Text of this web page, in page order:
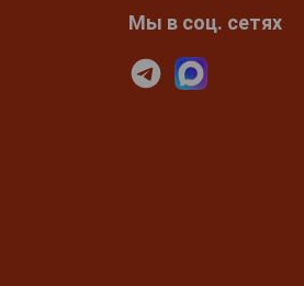
Мы в соц. сетях